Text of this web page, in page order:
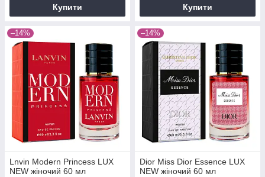
Купити Купити
–14%
Lnvin Modern Princess LUX
NEW жіночий 60 мл
–14%
Dior Miss Dior Essence LUX
NEW жіночий 60 мл